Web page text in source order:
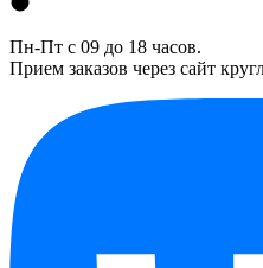
Пн-Пт с 09 до 18 часов.
Прием заказов через сайт